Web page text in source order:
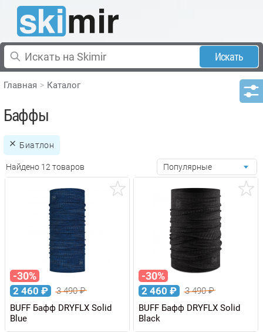
Искать
Главная Каталог
Баффы
Биатлон
Найдено 12 товаров Популярные
-30%
2 460 ₽ 3 490₽
BUFF Бафф DRYFLX Solid
Blue
-30%
2 460 ₽ 3 490₽
BUFF Бафф DRYFLX Solid
Black